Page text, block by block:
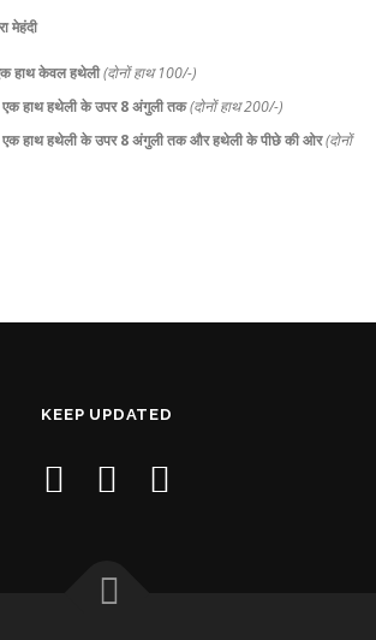
मेहंदी
हाथ केवल हथेली(दोनों हाथ 100/-)
हाथ हथेली के उपर 8 अंगुली तक (दोनों हाथ 200/-)
एक हाथ हथेली के उपर 8 अंगुली तकऔर हथेली के पीछे की ओर(दोनों
KEEP UPDATED